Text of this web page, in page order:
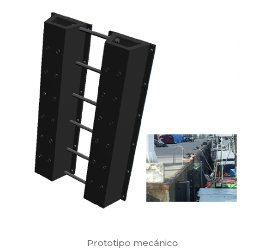
Prototipo mecánico